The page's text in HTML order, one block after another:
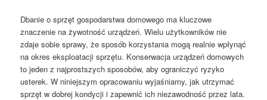
Dbanie o sprzęt gospodarstwa domowego ma kluczowe
znaczenie na żywotność urządzeń. Wielu użytkowników nie
zdaje sobie sprawy, że sposób korzystania mogą realnie wpłynąć
na okres eksploatacji sprzętu. Konserwacja urządzeń domowych
to jeden z najprostszych sposobów, aby ograniczyć ryzyko
usterek. W niniejszym opracowaniu wyjaśniamy, jak utrzymać
sprzęt w dobrej kondycji i zapewnić ich niezawodność przez lata.